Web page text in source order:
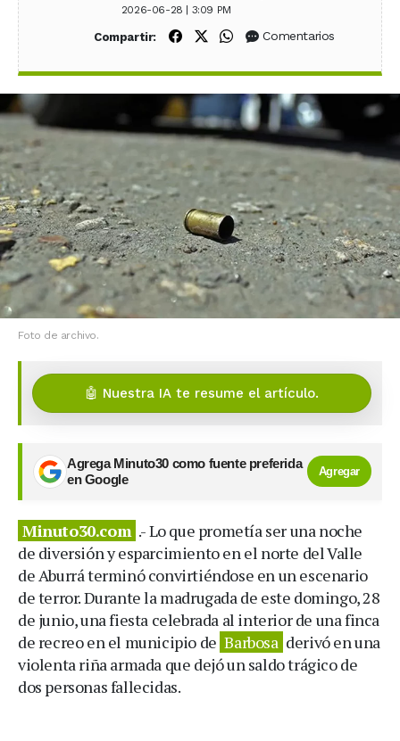
2026-06-28 | 3:09 PM
Compartir: Compartir en Facebook
Compartir en X (Twitter)
Compartir en WhatsApp
Comentarios
Foto de archivo.
🤖 Nuestra IA te resume el artículo.
Agrega Minuto30 como fuente preferida
en Google
Agregar
Minuto30.com .- Lo que prometía ser una noche
de diversión y esparcimiento en el norte del Valle
de Aburrá terminó convirtiéndose en un escenario
de terror. Durante la madrugada de este domingo, 28
de junio, una fiesta celebrada al interior de una finca
de recreo en el municipio de Barbosa derivó en una
violenta riña armada que dejó un saldo trágico de
dos personas fallecidas.